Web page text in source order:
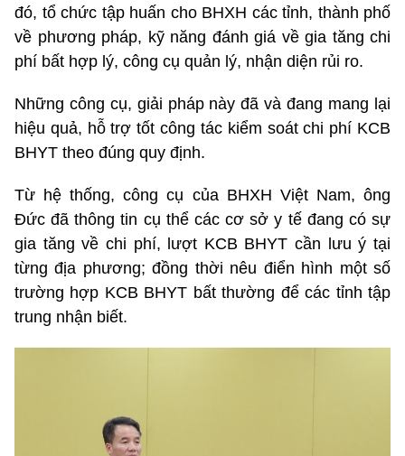
đó, tổ chức tập huấn cho BHXH các tỉnh, thành phố
về phương pháp, kỹ năng đánh giá về gia tăng chi
phí bất hợp lý, công cụ quản lý, nhận diện rủi ro.
Những công cụ, giải pháp này đã và đang mang lại
hiệu quả, hỗ trợ tốt công tác kiểm soát chi phí KCB
BHYT theo đúng quy định.
Từ hệ thống, công cụ của BHXH Việt Nam, ông
Đức đã thông tin cụ thể các cơ sở y tế đang có sự
gia tăng về chi phí, lượt KCB BHYT cần lưu ý tại
từng địa phương; đồng thời nêu điển hình một số
trường hợp KCB BHYT bất thường để các tỉnh tập
trung nhận biết.